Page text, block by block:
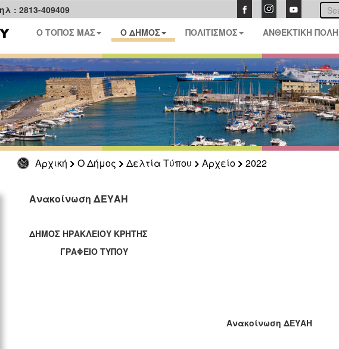
: 2813-409409
Ο ΤΟΠΟΣ ΜΑΣ Ο ΔΗΜΟΣ ΠΟΛΙΤΙΣΜΟΣ ΑΝΘΕΚΤΙΚΗ ΠΟΛΗ
Αρχική Ο Δήμος Δελτία Τύπου Αρχείο
2022
Ανακοίνωση ΔΕΥΑΗ
ΔΗΜΟΣ ΗΡΑΚΛΕΙΟΥ ΚΡΗΤΗΣ
ΓΡΑΦΕΙΟ ΤΥΠΟΥ
Ανακοίνωση ΔΕΥΑΗ